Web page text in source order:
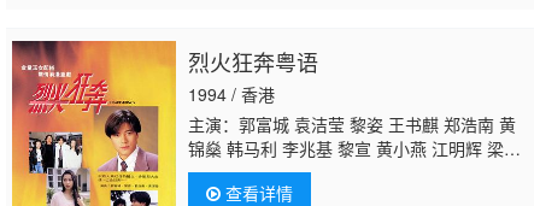
云 陈狄克 廖丽丽 陈安莹 虞天伟 博君 游飙 吕
剑光 孙季卿 区岳 罗君左 戴少民 邓汝超 伍文
生 汤俊明 张宏伟 薛纯基 何金灵 简文达
烈火狂奔粤语
1994 / 香港
主演：郭富城 袁洁莹 黎姿 王书麒 郑浩南 黄
锦燊 韩马利 李兆基 黎宣 黄小燕 江明辉 梁舜
燕 鲍方 孙季卿 罗泳娴 郭德信
查看详情